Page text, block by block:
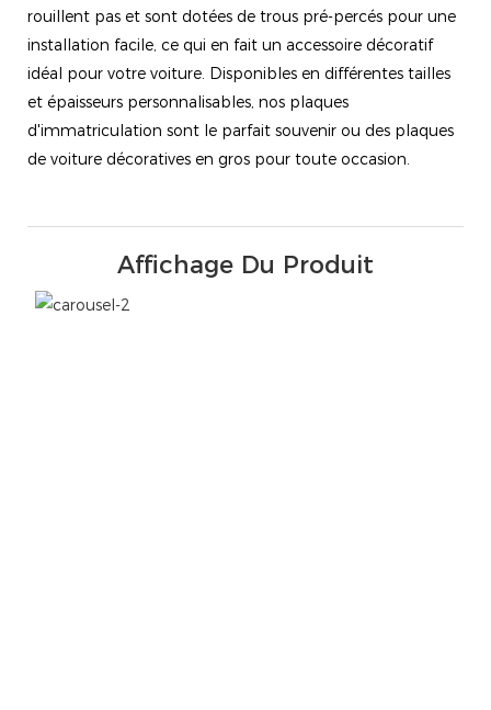
rouillent pas et sont dotées de trous pré-percés pour une
installation facile, ce qui en fait un accessoire décoratif
idéal pour votre voiture. Disponibles en différentes tailles
et épaisseurs personnalisables, nos plaques
d'immatriculation sont le parfait souvenir ou des plaques
de voiture décoratives en gros pour toute occasion.
Affichage Du Produit